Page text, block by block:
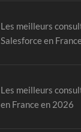
Les meilleurs
Salesforce en
Les meilleurs
en France en 2026